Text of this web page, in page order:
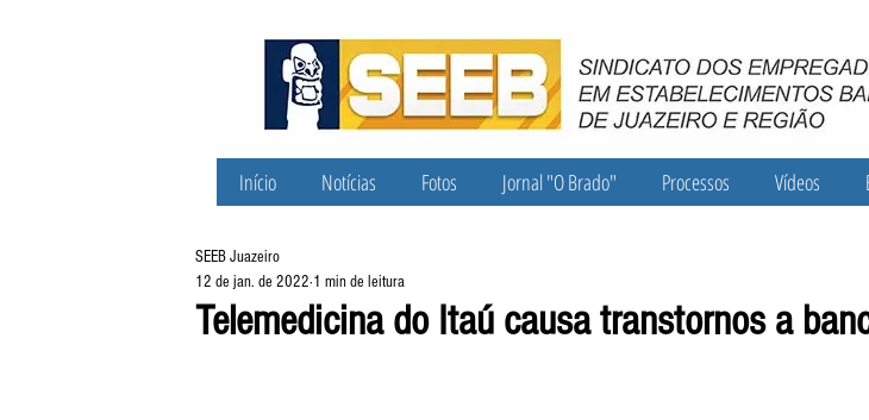
Início Notícias Fotos Jornal "O Brado" Processos Vídeos
Telemedicina do Itaú causa transtornos a
SEEB Juazeiro
12 de jan. de 2022 1 min de leitura